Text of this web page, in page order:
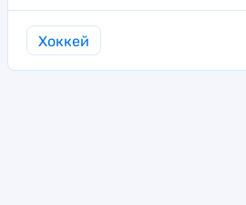
Хоккей